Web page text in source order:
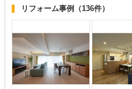
リフォーム事例 （136件）